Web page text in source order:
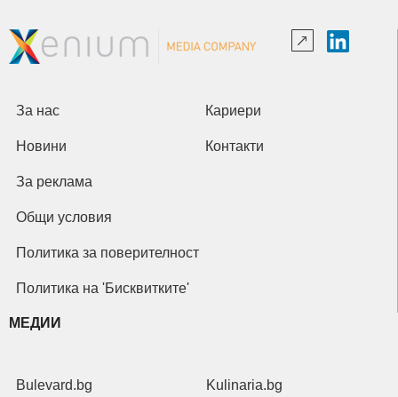
За нас Кариери
Новини Контакти
За реклама
Общи условия
Политика за поверителност
Политика на 'Бисквитките'
МЕДИИ
Bulevard.bg Kulinaria.bg